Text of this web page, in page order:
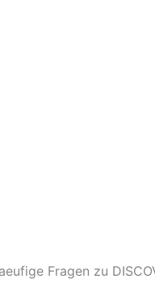
Fragen zu